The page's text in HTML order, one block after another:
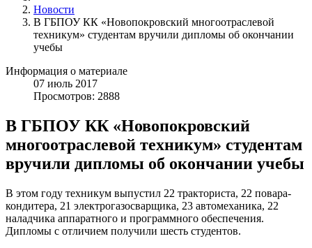
Новости
В ГБПОУ КК «Новопокровский многоотраслевой
техникум» студентам вручили дипломы об окончании
учебы
Информация о материале
07 июль 2017
Просмотров: 2888
В ГБПОУ КК «Новопокровский
многоотраслевой техникум» студентам
вручили дипломы об окончании учебы
В этом году техникум выпустил 22 тракториста, 22 повара-
кондитера, 21 электрогазосварщика, 23 автомеханика, 22
наладчика аппаратного и программного обеспечения.
Дипломы с отличием получили шесть студентов.